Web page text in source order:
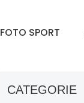
FOTO SPORT
CATEGORIE